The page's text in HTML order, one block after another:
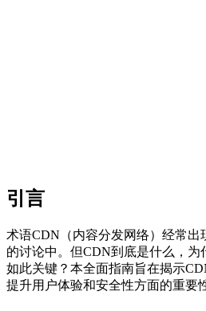
引言
术语CDN（内容分发网络）经常出
的讨论中。但CDN到底是什么，为
如此关键？本全面指南旨在揭示
提升用户体验和安全性方面的重要